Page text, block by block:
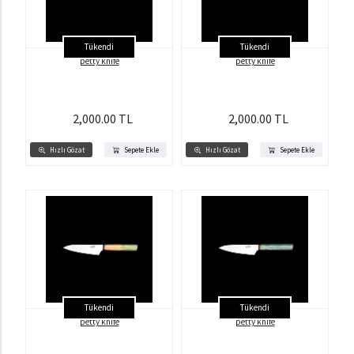
Tükendi
Hızlı Gözat Sepete Ekle
petty knife
2,000.00 TL
Tükendi
Hızlı Gözat Sepete Ekle
petty knife
2,000.00 TL
Tükendi
petty knife
Tükendi
petty knife